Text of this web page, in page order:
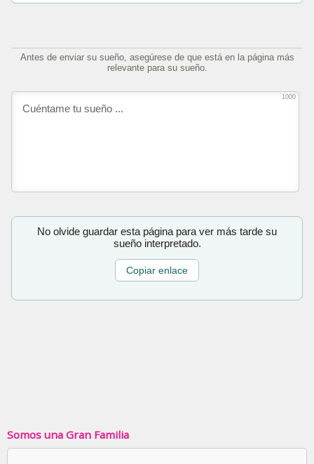
Antes de enviar su sueño, asegúrese de que está en la página más
relevante para su sueño.
1000
No olvide guardar esta página para ver más tarde su
sueño interpretado.
Copiar enlace
Somos una Gran Familia